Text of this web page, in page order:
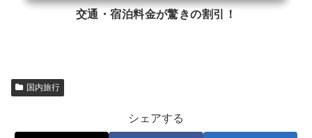
交通・宿泊料金が驚きの割引！
国内旅行
シェアする